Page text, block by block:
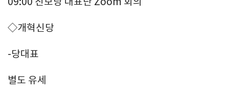
◇개혁신당
-당대표
별도 유세